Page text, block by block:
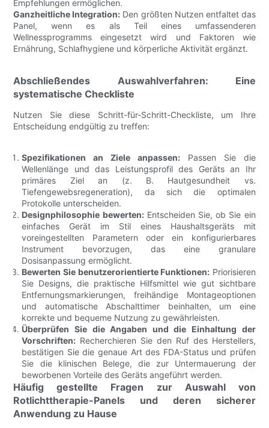
Empfehlungen ermöglichen.
Ganzheitliche Integration: Den größten Nutzen entfaltet das
Panel, wenn es als Teil eines umfassenderen
Wellnessprogramms eingesetzt wird und Faktoren wie
Ernährung, Schlafhygiene und körperliche Aktivität ergänzt.
Abschließendes Auswahlverfahren: Eine
systematische Checkliste
Nutzen Sie diese Schritt-für-Schritt-Checkliste, um Ihre
Entscheidung endgültig zu treffen:
Spezifikationen an Ziele anpassen: Passen Sie die
Wellenlänge und das Leistungsprofil des Geräts an Ihr
primäres Ziel an (z. B. Hautgesundheit vs.
Tiefengewebsregeneration), da sich die optimalen
Protokolle unterscheiden.
Designphilosophie bewerten:Entscheiden Sie, ob Sie ein
einfaches Gerät im Stil eines Haushaltsgeräts mit
voreingestellten Parametern oder ein konfigurierbares
Instrument bevorzugen, das eine granulare
Dosisanpassung ermöglicht.
Bewerten Sie benutzerorientierte Funktionen: Priorisieren
Sie Designs, die praktische Hilfsmittel wie gut sichtbare
Entfernungsmarkierungen, freihändige Montageoptionen
und automatische Abschalttimer beinhalten, um eine
korrekte und bequeme Nutzung zu gewährleisten.
Überprüfen Sie die Angaben und die Einhaltung der
Vorschriften: Recherchieren Sie den Ruf des Herstellers,
bestätigen Sie die genaue Art des FDA-Status und prüfen
Sie die klinischen Belege, die zur Untermauerung der
beworbenen Vorteile des Geräts angeführt werden.
Häufig gestellte Fragen zur Auswahl von
Rotlichttherapie-Panels und deren sicherer
Anwendung zu Hause